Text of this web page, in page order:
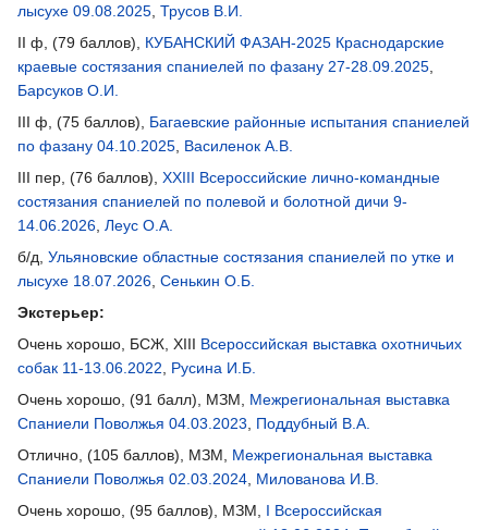
лысухе 09.08.2025 Трусов В.И.
II ф, (79 баллов), КУБАНСКИЙ ФАЗАН-2025 Краснодарские
краевые состязания спаниелей по фазану 27-28.09.2025
Барсуков О.И.
III ф, (75 баллов), Багаевские районные испытания спаниелей
по фазану 04.10.2025 Василенок А.В.
III пер, (76 баллов), XXIII Всероссийские лично-командные
состязания спаниелей по полевой и болотной дичи 9-
14.06.2026 Леус О.А.
б/д, Ульяновские областные состязания спаниелей по утке и
лысухе 18.07.2026 Сенькин О.Б.
Экстерьер:
Очень хорошо, БСЖ, XIII Всероссийская выставка охотничьих
собак 11-13.06.2022
Русина И.Б.
Очень хорошо, (91 балл), МЗМ, Межрегиональная выставка
Спаниели Поволжья 04.03.2023
Поддубный В.А.
Отлично, (105 баллов), МЗМ, Межрегиональная выставка
Спаниели Поволжья 02.03.2024 Милованова И.В.
Очень хорошо, (95 баллов), МЗМ, I Всероссийская